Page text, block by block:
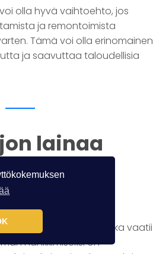
voi olla hyvä vaihtoehto, jos
ja remontoimista
Tämä voi olla erinomainen
ja saavuttaa taloudellisia
lainaa
ostoon
sijoittamisen muoto, joka vaatii
hankkimiseksi on